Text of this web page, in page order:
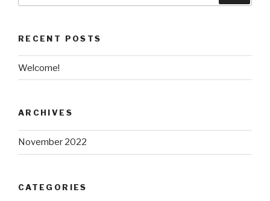
RECENT POSTS
Welcome!
ARCHIVES
November 2022
CATEGORIES